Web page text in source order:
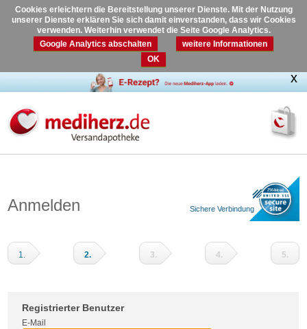
Cookies erleichtern die Bereitstellung unserer Dienste. Mit der Nutzung
unserer Dienste erklären Sie sich damit einverstanden, dass wir Cookies
verwenden. Weiterhin verwendet die Seite Google Analytics.
Google Analytics abschalten
weitere Informationen
OK
Anmelden Sichere Verbindung
1. 2. 3. 4. 5.
Registrierter Benutzer
E-Mail